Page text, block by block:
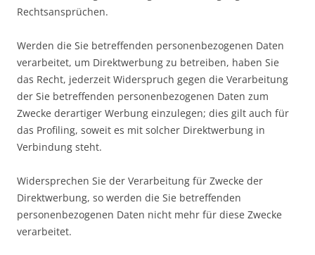
Rechtsansprüchen.
Werden die Sie betreffenden personenbezogenen Daten
verarbeitet, um Direktwerbung zu betreiben, haben Sie
das Recht, jederzeit Widerspruch gegen die Verarbeitung
der Sie betreffenden personenbezogenen Daten zum
Zwecke derartiger Werbung einzulegen; dies gilt auch für
das Profiling, soweit es mit solcher Direktwerbung in
Verbindung steht.
Widersprechen Sie der Verarbeitung für Zwecke der
Direktwerbung, so werden die Sie betreffenden
personenbezogenen Daten nicht mehr für diese Zwecke
verarbeitet.